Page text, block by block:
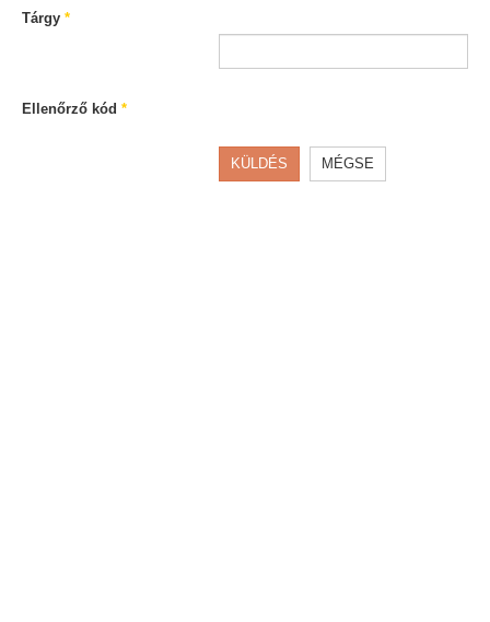
Tárgy *
Ellenőrző kód *
KÜLDÉS MÉGSE